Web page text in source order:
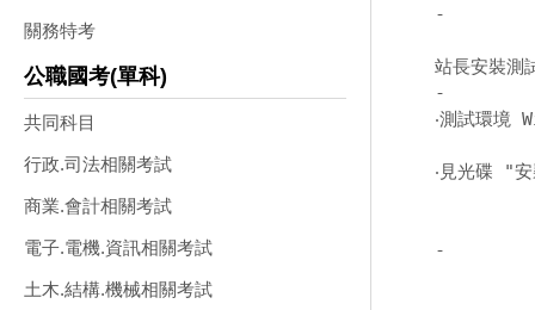
關務特考
公職國考(單科)
共同科目
行政.司法相關考試
商業.會計相關考試
電子.電機.資訊相關考試
土木.結構.機械相關考試
-
站長安裝測
-
‧測試環境
‧見光碟 "
-